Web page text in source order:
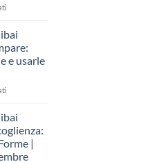
il
senza
fare
una
su
Kamishibai
Gratis
per
la
dell’Accoglienza:
di
Attività
e usarle
su
Kamishibai
Gratis
da
Stampare:
come
|